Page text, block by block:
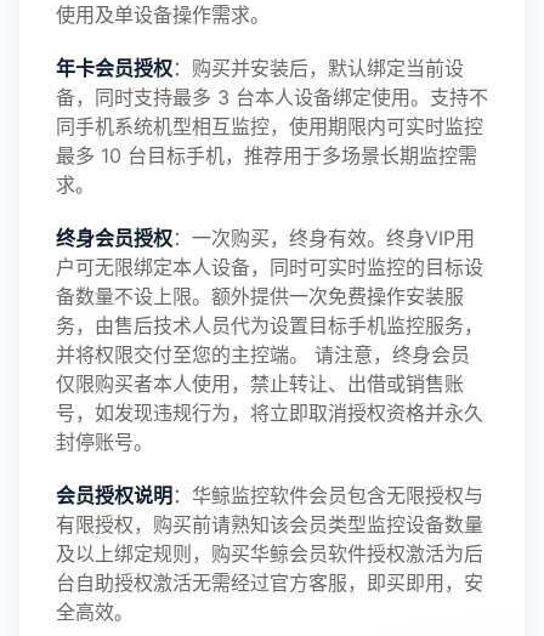
2024-10-08 V3.6
2024-03-16 V3.5
2023-09-06 V3.4
2023-01-12 V3.3
2022-06-25
使用及单设备操作需求。
年卡会员授权：购买并安装后，默认绑定当前设
备，同时支持最多 3 台本人设备绑定使用。支持不
同手机系统机型相互监控，使用期限内可实时监控
最多 10 台目标手机，推荐用于多场景长期监控需
求。
终身会员授权：一次购买，终身有效。终身VIP用
户可无限绑定本人设备，同时可实时监控的目标设
备数量不设上限。额外提供一次免费操作安装服
务，由售后技术人员代为设置目标手机监控服务，
并将权限交付至您的主控端。 请注意，终身会员
仅限购买者本人使用，禁止转让、出借或销售账
号，如发现违规行为，将立即取消授权资格并永久
封停账号。
会员授权说明 ：华鲸监控软件会员包含无限授权与
有限授权，购买前请熟知该会员类型监控设备数量
及以上绑定规则，购买华鲸会员软件授权激活为后
台自助授权激活无需经过官方客服，即买即用，安
全高效。